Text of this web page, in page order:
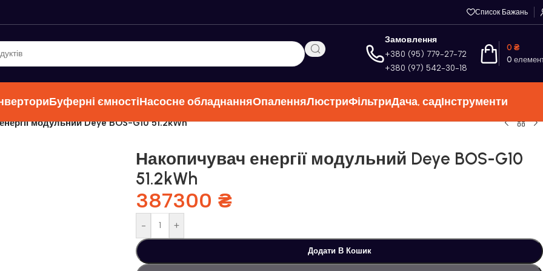
Список Бажань
Замовлення
+380 (95) 779-27-72
+380 (97) 542-30-18
0
0 ₴
Буферні ємностіНасосне обладнанняОпаленняЛюстриФільтриДача, садІнструменти
модульний Deye BOS-G10 51.2kWh
Накопичувач енергії модульний Deye BOS-G10
51.2kWh
387300 ₴
- +
Додати В Кошик